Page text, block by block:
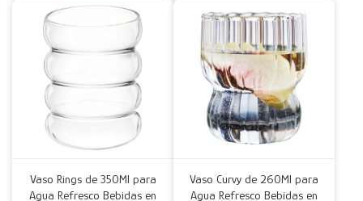
Vaso Rings de 350Ml para
Agua Refresco Bebidas en
Vaso Curvy de 260Ml para
Agua Refresco Bebidas en